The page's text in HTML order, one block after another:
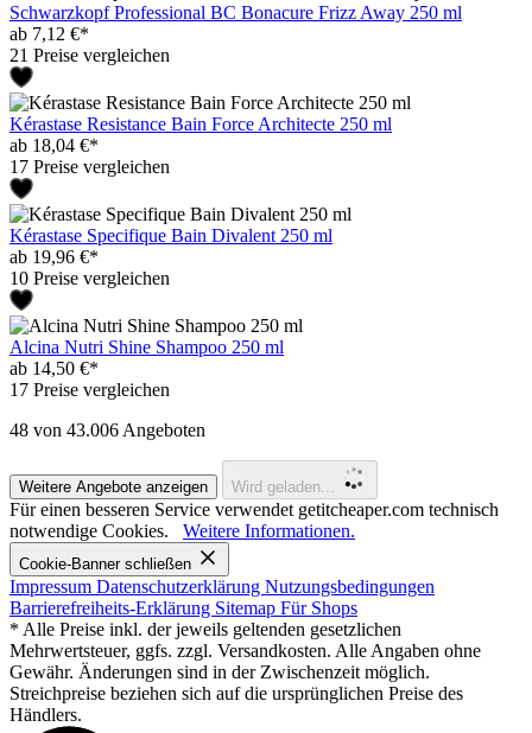
Schwarzkopf Professional BC Bonacure Frizz Away 250 ml
ab 7,12 €*
21 Preise vergleichen
Kérastase Resistance Bain Force Architecte 250 ml
ab 18,04 €*
17 Preise vergleichen
Kérastase Specifique Bain Divalent 250 ml
ab 19,96 €*
10 Preise vergleichen
Alcina Nutri Shine Shampoo 250 ml
ab 14,50 €*
17 Preise vergleichen
48 von 43.006 Angeboten
Weitere Angebote anzeigen Wird geladen...
Für einen besseren Service verwendet getitcheaper.com technisch
notwendige Cookies.
Weitere Informationen.
Cookie-Banner schließen
Impressum Datenschutzerklärung Nutzungsbedingungen
Barrierefreiheits-Erklärung Sitemap Für Shops
* Alle Preise inkl. der jeweils geltenden gesetzlichen
Mehrwertsteuer, ggfs. zzgl. Versandkosten. Alle Angaben ohne
Gewähr. Änderungen sind in der Zwischenzeit möglich.
Streichpreise beziehen sich auf die ursprünglichen Preise des
Händlers.